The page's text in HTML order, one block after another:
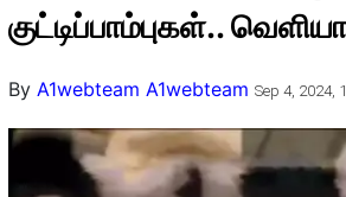
குட்டிப்பாம்புகள்..
ByA1webteam A1webteam Sep 4, 2024,